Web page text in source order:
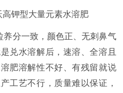
钾型大量元素水溶肥
养分一致，颜色正、无刺鼻气
兑水溶解后，速溶、全溶且
肥溶解性不好、有残留就说
工艺不行，质量难以保证，